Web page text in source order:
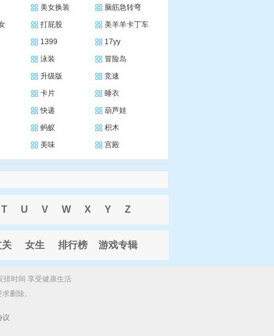
美女换装
脑筋急转弯
打屁股
美羊羊卡丁车
1399
17yy
泳装
冒险岛
升级版
竞速
卡片
睡衣
快递
葫芦娃
蚂蚁
积木
美味
宫殿
T U V W X Y Z
关 女生 排行榜 游戏专辑
排时间 享受健康生活
删除。
议